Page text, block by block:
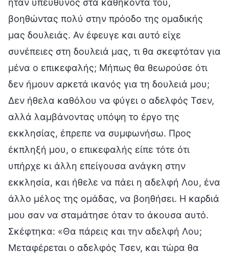
βοηθώντας πολύ στην πρόοδο της ομαδικής
μας δουλειάς. Αν έφευγε και αυτό είχε
συνέπειες στη δουλειά μας, τι θα σκεφτόταν για
μένα ο επικεφαλής; Μήπως θα θεωρούσε ότι
δεν ήμουν αρκετά ικανός για τη δουλειά μου;
Δεν ήθελα καθόλου να φύγει ο αδελφός Τσεν,
αλλά λαμβάνοντας υπόψη το έργο της
εκκλησίας, έπρεπε να συμφωνήσω. Προς
έκπληξή μου, ο επικεφαλής είπε τότε ότι
υπήρχε κι άλλη επείγουσα ανάγκη στην
εκκλησία, και ήθελε να πάει η αδελφή Λου, ένα
άλλο μέλος της ομάδας, να βοηθήσει. Η καρδιά
μου σαν να σταμάτησε όταν το άκουσα αυτό.
Σκέφτηκα: «Θα πάρεις και την αδελφή Λου;
Μεταφέρεται ο αδελφός Τσεν, και τώρα θα